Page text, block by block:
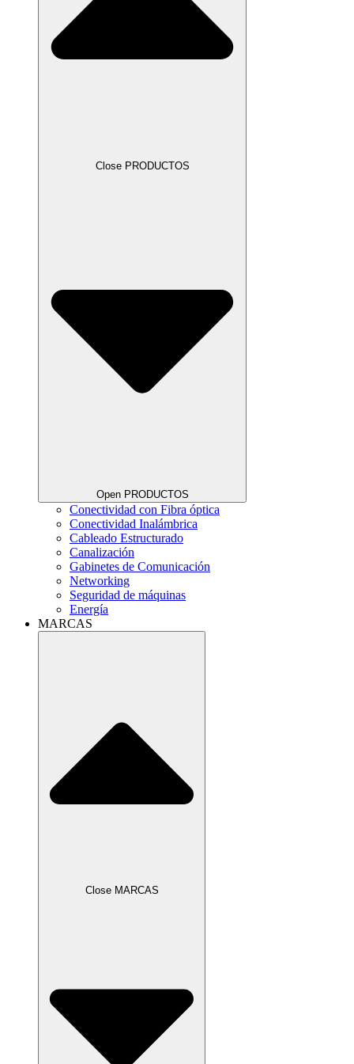
Close PRODUCTOS
Open PRODUCTOS
Conectividad con Fibra óptica
Conectividad Inalámbrica
Cableado Estructurado
Canalización
Gabinetes de Comunicación
Networking
Seguridad de máquinas
Energía
MARCAS
Close MARCAS